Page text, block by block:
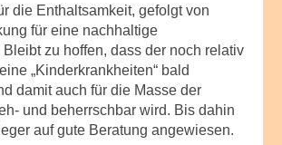
die Enthaltsamkeit, gefolgt von
für eine nachhaltige
Bleibt zu hoffen, dass der noch relativ
„Kinderkrankheiten“ bald
damit auch für die Masse der
und beherrschbar wird. Bis dahin
auf gute Beratung angewiesen.